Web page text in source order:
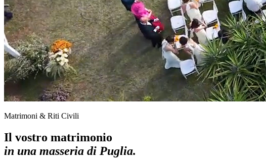
Matrimoni & Riti Civili
Il vostro matrimonio
in una masseria di Puglia.